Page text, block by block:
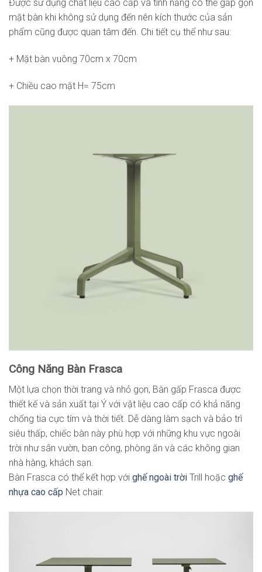
Được sử dụng chất liệu cao cấp và tính năng có thể gấp gọn
mặt bàn khi không sử dụng đến nên kích thước của sản
phẩm cũng được quan tâm đến. Chi tiết cụ thể như sau:
+ Mặt bàn vuông 70cm x 70cm
+ Chiều cao mặt H= 75cm
Công Năng Bàn Frasca
Một lựa chọn thời trang và nhỏ gọn, Bàn gấp Frasca được
thiết kế và sản xuất tại Ý với vật liệu cao cấp có khả năng
chống tia cực tím và thời tiết. Dễ dàng làm sạch và bảo trì
siêu thấp, chiếc bàn này phù hợp với những khu vực ngoài
trời như sân vườn, ban công, phòng ăn và các không gian
nhà hàng, khách sạn.
Bàn Frasca có thể kết hợp với ghế ngoài trời Trill hoặc ghế
nhựa cao cấp Net chair.